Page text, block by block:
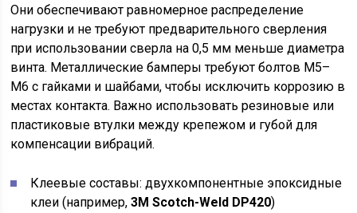
Они обеспечивают равномерное распределение
нагрузки и не требуют предварительного сверления
при использовании сверла на 0,5 мм меньше диаметра
винта. Металлические бамперы требуют болтов М5–
М6 с гайками и шайбами, чтобы исключить коррозию в
местах контакта. Важно использовать резиновые или
пластиковые втулки между крепежом и губой для
компенсации вибраций.
Клеевые составы: двухкомпонентные эпоксидные
клеи (например,3M Scotch-Weld DP420)